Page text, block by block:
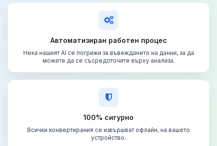
Автоматизиран работен процес
Нека нашият AI се погрижи за въвеждането на данни, за да
можете да се съсредоточите върху анализа.
100% сигурно
Всички конвертирания се извършват офлайн, на вашето
устройство.